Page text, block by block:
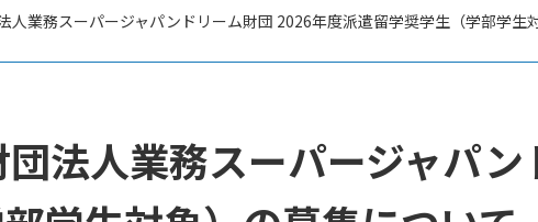
人業務スーパージャパンドリーム財団 2026年度派遣留学奨学生（学部学生
団法人業務スーパージャパ